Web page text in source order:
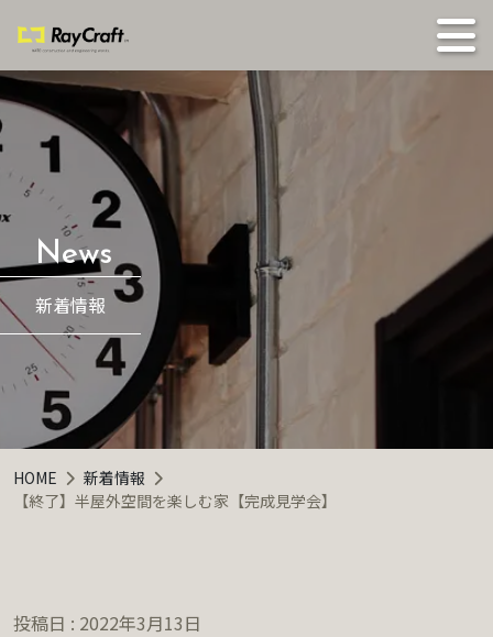
新着情報
HOME
新着情報
【終了】半屋外空間を楽しむ家【完成見学会】
投稿日 : 2022年3月13日